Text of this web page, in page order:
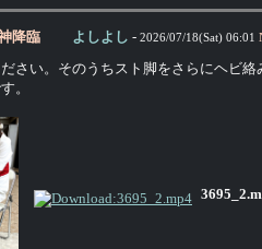
降臨 よしよし - 2026/07/18(Sat) 06:01
さい。そのうちスト脚をさらにヘビ
。